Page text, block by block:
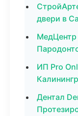
двери в
МедЦентр
ИП Pro
Дентал